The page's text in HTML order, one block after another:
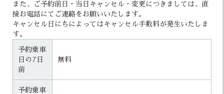
また、ご予約前日・当日キャンセル・変更につきましては、直
接お電話にてご連絡をお願いいたします。
キャンセル日にちによってはキャンセル手数料が発生いたしま
す。
予約乗車
日の7日
前
無料
予約乗車